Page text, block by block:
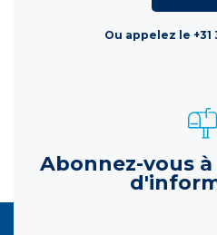
Ou appelez le +31
Abonnez-vous